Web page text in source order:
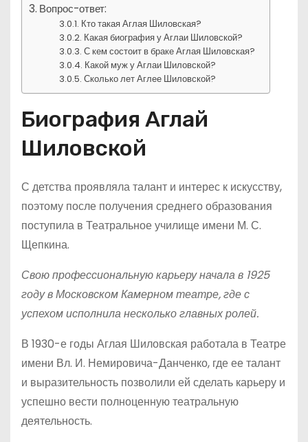
Вопрос-ответ:
Кто такая Аглая Шиловская?
Какая биография у Аглаи Шиловской?
С кем состоит в браке Аглая Шиловская?
Какой муж у Аглаи Шиловской?
Сколько лет Аглее Шиловской?
Биография Аглай
Шиловской
С детства проявляла талант и интерес к искусству,
поэтому после получения среднего образования
поступила в Театральное училище имени М. С.
Щепкина.
Свою профессиональную карьеру начала в 1925
году в Московском Камерном театре, где с
успехом исполнила несколько главных ролей.
В 1930-е годы Аглая Шиловская работала в Театре
имени Вл. И. Немировича-Данченко, где ее талант
и выразительность позволили ей сделать карьеру и
успешно вести полноценную театральную
деятельность.